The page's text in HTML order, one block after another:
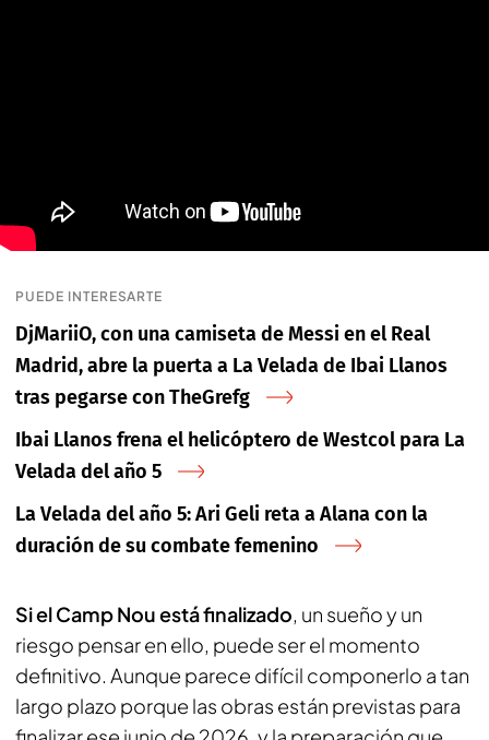
PUEDE INTERESARTE
DjMariiO, con una camiseta de Messi en el Real
Madrid, abre la puerta a La Velada de Ibai Llanos
tras pegarse con TheGrefg
Ibai Llanos frena el helicóptero de Westcol para La
Velada del año 5
La Velada del año 5: Ari Geli reta a Alana con la
duración de su combate femenino
Si el Camp Nou está finalizado, un sueño y un
riesgo pensar en ello, puede ser el momento
definitivo. Aunque parece difícil componerlo a tan
largo plazo porque las obras están previstas para